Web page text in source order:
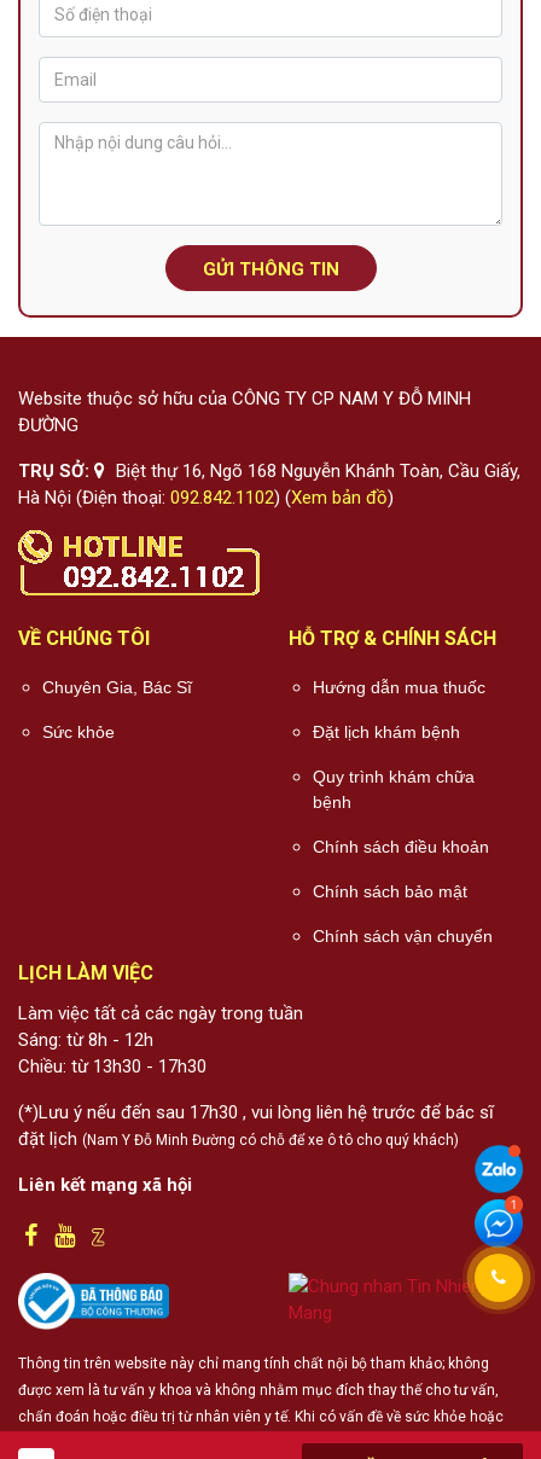
GỬI THÔNG TIN
Website thuộc sở hữu của CÔNG TY CP NAM Y ĐỖ MINH
ĐƯỜNG
TRỤ SỞ:
Biệt thự 16, Ngõ 168 Nguyễn Khánh Toàn, Cầu Giấy,
Hà Nội (Điện thoại: 092.842.1102) (Xem bản đồ)
VỀ CHÚNG TÔI
Chuyên Gia, Bác Sĩ
Sức khỏe
HỖ TRỢ & CHÍNH SÁCH
Hướng dẫn mua thuốc
Đặt lịch khám bệnh
Quy trình khám chữa
bệnh
Chính sách điều khoản
Chính sách bảo mật
Chính sách vận chuyển
LỊCH LÀM VIỆC
Làm việc tất cả các ngày trong tuần
Sáng: từ 8h - 12h
Chiều: từ 13h30 - 17h30
(*)Lưu ý nếu đến sau 17h30 , vui lòng liên hệ trước để bác sĩ
đặt lịch (Nam Y Đỗ Minh Đường có chỗ để xe ô tô cho quý khách)
Liên kết mạng xã hội
Thông tin trên website này chỉ mang tính chất nội bộ tham khảo; không
được xem là tư vấn y khoa và không nhằm mục đích thay thế cho tư vấn,
chẩn đoán hoặc điều trị từ nhân viên y tế. Khi có vấn đề về sức khỏe hoặc
cần hỗ trợ cấp cứu người đọc cần liên hệ bác sĩ và cơ sở y tế gần nhất